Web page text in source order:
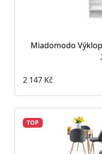
Miadomodo
2 147 Kč
TOP